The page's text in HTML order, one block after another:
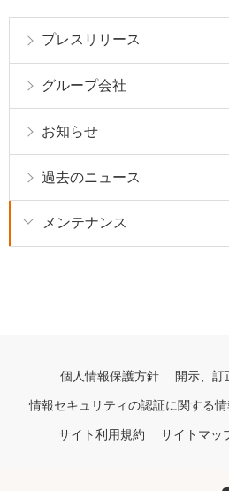
プレスリリース
グループ会社
お知らせ
過去のニュース
メンテナンス
個人情報保護方針 開示、訂
情報セキュリティの認証に関する情
サイト利用規約 サイトマッ